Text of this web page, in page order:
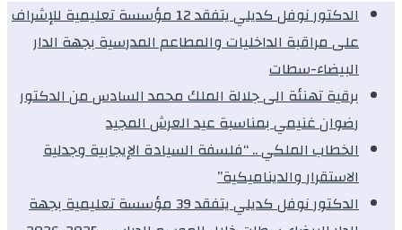
الدكتور نوفل كديلي يتفقد 12 مؤسسة تعليمية للإشراف
على مراقبة الداخليات والمطاعم المدرسية بجهة الدار
البيضاء-سطات
برقية تهنئة الى جلالة الملك محمد السادس من الدكتور
رضوان غنيمي بمناسبة عيد العرش المجيد
الخطاب الملكي .. “فلسفة السيادة الإيجابية وجدلية
الاستقرار والديناميكية”
الدكتور نوفل كديلي يتفقد 39 مؤسسة تعليمية بجهة